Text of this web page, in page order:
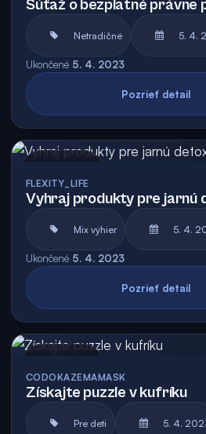
Súťaž o bezplatné právne
Netradičné 5. 4.
Ukončené 5. 4. 2023
Pozrieť detail
FLEXITY_LIFE
Vyhraj produkty pre jarnú
Mix výhier 5. 4.
Ukončené 5. 4. 2023
Pozrieť detail
CODOKAZEMAMASK
Získajte puzzle v kufríku
Pre deti 5. 4.